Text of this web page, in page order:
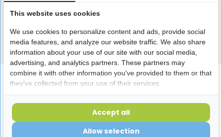
Productomschrijving
Reviews
in de chat of stuur een e-mail.
Stuur e-mail
This website uses cookies
We use cookies to personalize content and ads, provide social
media features, and analyze our website traffic. We also share
information about your use of our site with our social media,
advertising, and analytics partners. These partners may
combine it with other information you've provided to them or that
they've collected from your use of their services.
Allow selection
Accept all